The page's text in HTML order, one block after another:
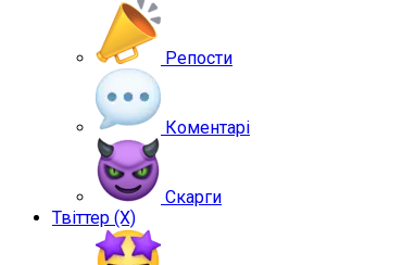
Репости
Коментарі
Скарги
Твіттер (X)